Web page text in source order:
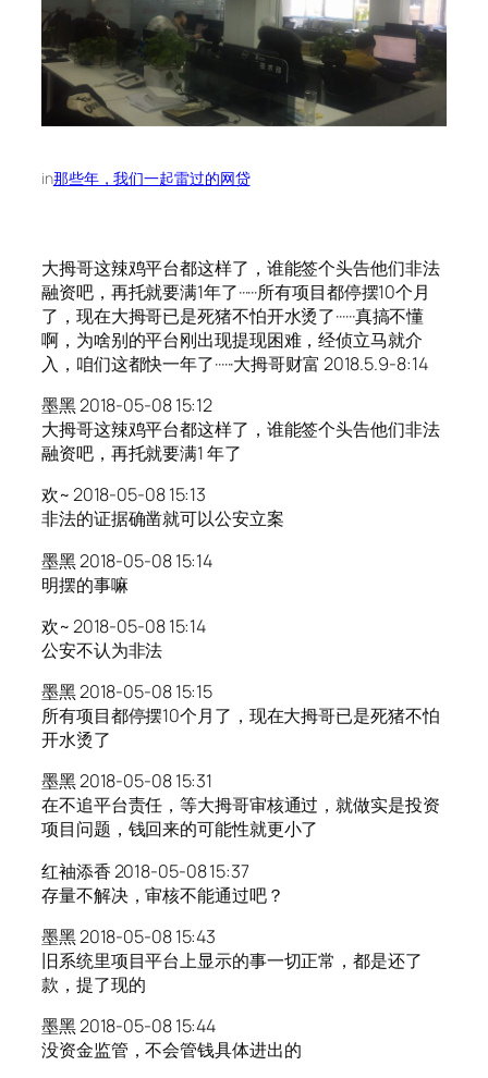
in那些年，我们一起雷过的网贷
大拇哥这辣鸡平台都这样了，谁能签个头告他们非法
融资吧，再托就要满1年了······所有项目都停摆10个月
了，现在大拇哥已是死猪不怕开水烫了······真搞不懂
啊，为啥别的平台刚出现提现困难，经侦立马就介
入，咱们这都快一年了······大拇哥财富 2018.5.9-8:14
墨黑 2018-05-08 15:12
大拇哥这辣鸡平台都这样了，谁能签个头告他们非法
融资吧，再托就要满1 年了
欢~ 2018-05-08 15:13
非法的证据确凿就可以公安立案
墨黑 2018-05-08 15:14
明摆的事嘛
欢~ 2018-05-08 15:14
公安不认为非法
墨黑 2018-05-08 15:15
所有项目都停摆10个月了，现在大拇哥已是死猪不怕
开水烫了
墨黑 2018-05-08 15:31
在不追平台责任，等大拇哥审核通过，就做实是投资
项目问题，钱回来的可能性就更小了
红袖添香 2018-05-08 15:37
存量不解决，审核不能通过吧？
墨黑 2018-05-08 15:43
旧系统里项目平台上显示的事一切正常，都是还了
款，提了现的
墨黑 2018-05-08 15:44
没资金监管，不会管钱具体进出的